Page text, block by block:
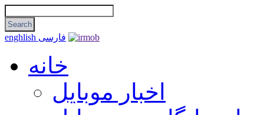
enghlish فارسی
خانه
اخبار موبایل